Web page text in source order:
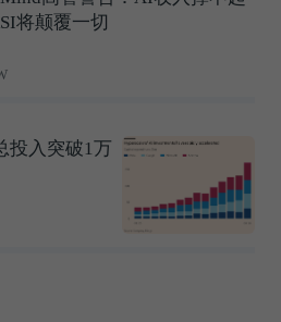
将颠覆一切
投入突破1万